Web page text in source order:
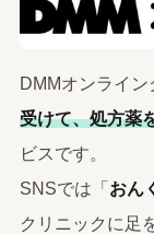
DMMオンライン
受けて、処方薬
ビスです。
SNSでは「 おん
クリニックに足